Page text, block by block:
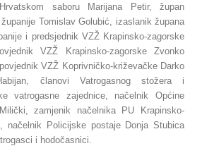
saboru Marijana Petir, župan
Tomislav Golubić, izaslanik župana
i predsjednik VZŽ Krapinsko-zagorske
VZŽ Krapinsko-zagorske Zvonko
VZŽ Koprivničko-križevačke Darko
članovi Vatrogasnog stožera i
vatrogasne zajednice, načelnik Općine
zamjenik načelnika PU Krapinsko-
načelnik Policijske postaje Donja Stubica
i hodočasnici.